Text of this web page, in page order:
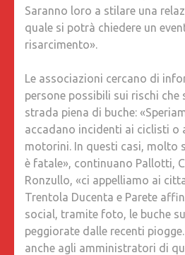
Saranno loro a stilare una
quale si potrà chiedere un
risarcimento».
Le associazioni cercano di
persone possibili sui rischi che
strada piena di buche:
accadano incidenti ai ciclisti o
motorini. In questi casi, molto
è fatale», continuano Pallotti,
Ronzullo, «ci appelliamo ai
Trentola Ducenta e Parete
social, tramite foto, le buche
peggiorate dalle recenti
anche agli amministratori di